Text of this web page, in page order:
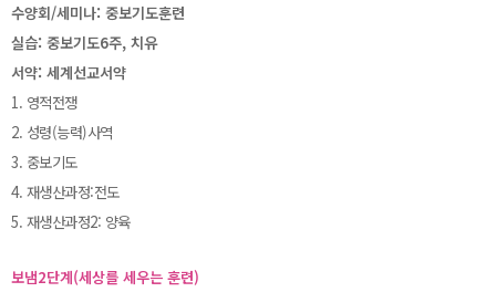
수양회/세미나: 중보기도훈련
실습: 중보기도6주, 치유
서약: 세계선교서약
1. 영적전쟁
2. 성령(능력)사역
3. 중보기도
4. 재생산과정:전도
5. 재생산과정2: 양육
보냄2단계(세상를 세우는 훈련)